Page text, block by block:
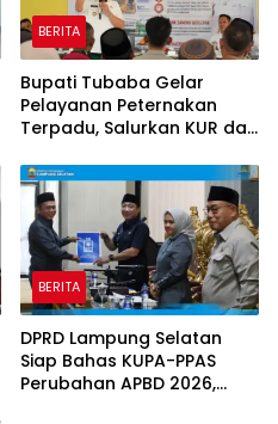
BERITA
Bupati Tubaba Gelar
Pelayanan Peternakan
Terpadu, Salurkan KUR dan
Ketenagakerjaan
BERITA
DPRD Lampung Selatan
Siap Bahas KUPA-PPAS
Perubahan APBD 2026,